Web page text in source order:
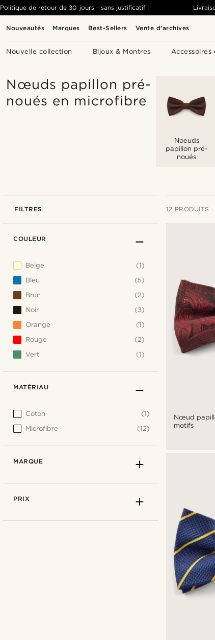
Nouveautés Marques Best-Sellers Vente d'archives
Nouvelle collection Bijoux & Montres Accessoires
Politique de retour de 30 jours - sans justificatif !
Nœuds papillon pré-
noués en microfibre
Noeuds
papillon pré-
noués
FILTRES 12 PRODUITS
Nœud
motifs
COULEUR
Beige
(1)
Bleu
(5)
Brun
(2)
Noir
(3)
Orange
(1)
Rouge
(2)
Vert
(1)
MATÉRIAU
Coton
(1)
Microfibre
(12)
MARQUE
PRIX